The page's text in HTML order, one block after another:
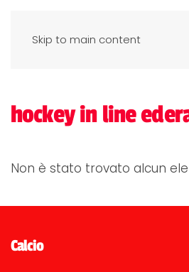
Skip to main content
hockey in line
Non è stato trovato alcun
Calcio